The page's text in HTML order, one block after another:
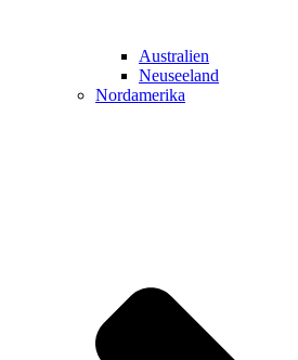
Australien
Neuseeland
Nordamerika